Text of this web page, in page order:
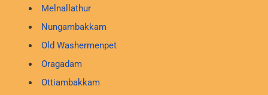
Melnallathur
Nungambakkam
Old Washermenpet
Oragadam
Ottiambakkam